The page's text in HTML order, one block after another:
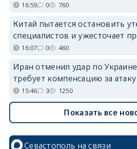
16:59 0 760
Китай пытается остановить
специалистов и ужесточает
16:07 0 460
Иран отменил удар по
требует компенсацию за
15:46 3 1250
Показать все
Севастополь на связи